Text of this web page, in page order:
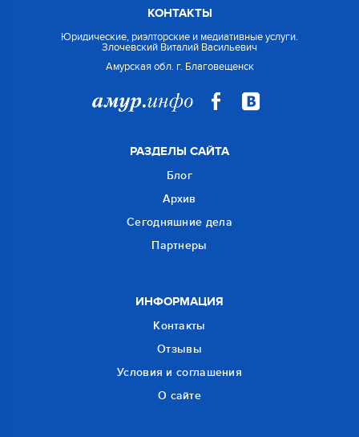
КОНТАКТЫ
Юридические, риэлторские и медиативные услуги.
Злочевский Виталий Васильевич
Амурская обл. г. Благовещенск
РАЗДЕЛЫ САЙТА
Блог
Архив
Сегодняшние дела
Партнеры
ИНФОРМАЦИЯ
Контакты
Отзывы
Условия и соглашения
О сайте